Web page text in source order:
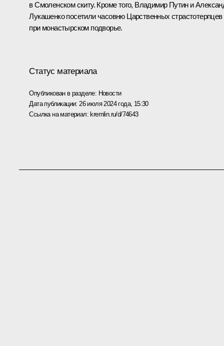
в Смоленском скиту. Кроме того, Владимир Путин и
Лукашенко посетили часовню Царственных страстотерпцев
при монастырском подворье.
Статус материала
Опубликован в разделе: Новости
Дата публикации: 26 июля 2024 года, 15:30
Ссылка на материал: kremlin.ru/d/74643